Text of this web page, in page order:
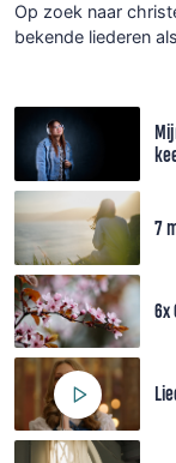
Op zoek naar
bekende liederen
7
6x